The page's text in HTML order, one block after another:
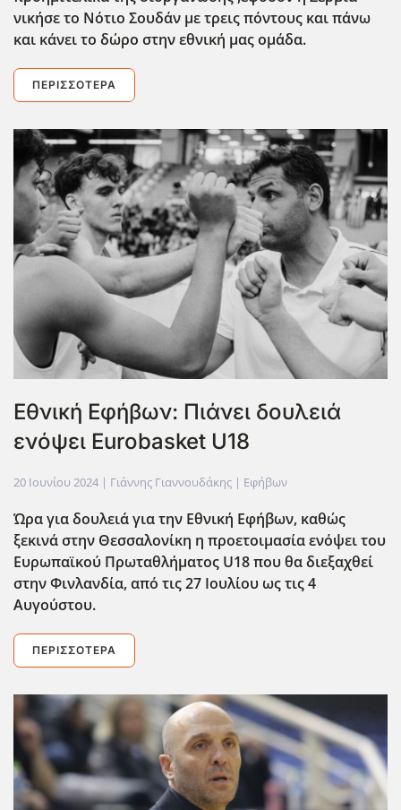
νικήσε το Νότιο Σουδάν με τρεις πόντους και πάνω
και κάνει το δώρο στην εθνική μας ομάδα.
ΠΕΡΙΣΣΌΤΕΡΑ
Εθνική Εφήβων: Πιάνει δουλειά
ενόψει Eurobasket U18
20 Ιουνίου 2024 | Γιάννης Γιαννουδάκης | Εφήβων
Ώρα για δουλειά για την Εθνική Εφήβων, καθώς
ξεκινά στην Θεσσαλονίκη η προετοιμασία ενόψει του
Ευρωπαϊκού Πρωταθλήματος U18 που θα διεξαχθεί
στην Φινλανδία, από τις 27 Ιουλίου ως τις 4
Αυγούστου.
ΠΕΡΙΣΣΌΤΕΡΑ